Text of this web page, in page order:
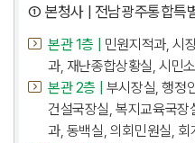
① 본청사 | 전남광주통합특
본관 1층 |
민원지적과, 시
과, 재난종합상황실, 시민
본관 2층 |
부시장실, 행정
건설국장실, 복지교육국
과, 동백실, 의회민원실,